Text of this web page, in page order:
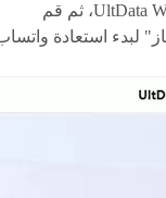
قُم بتثبيت UltData WhatsApp Recovery، ثم قم
لبدء استعادة